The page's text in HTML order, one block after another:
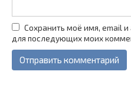
Сохранить моё имя, email
для последующих моих